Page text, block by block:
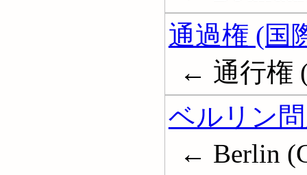
通過権 (国
← 通行権
ベルリン
← Berlin